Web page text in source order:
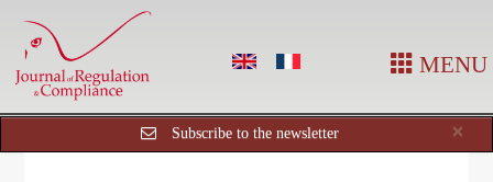
MENU
×
Subscribe to the newsletter